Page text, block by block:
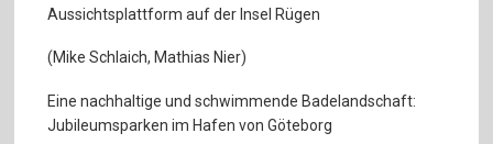
Aussichtsplattform auf der Insel Rügen
(Mike Schlaich, Mathias Nier)
Eine nachhaltige und schwimmende Badelandschaft:
Jubileumsparken im Hafen von Göteborg